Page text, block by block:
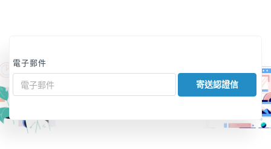
電子郵件
寄送認證信